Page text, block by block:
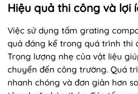
Hiệu quả thi công và lợi
Việc sử dụng tấm grating
quả đáng kể trong quá trình thi
Trọng lượng nhẹ của vật liệu
chuyển đến công trường. Quá
nhanh chóng và đơn giản hơn